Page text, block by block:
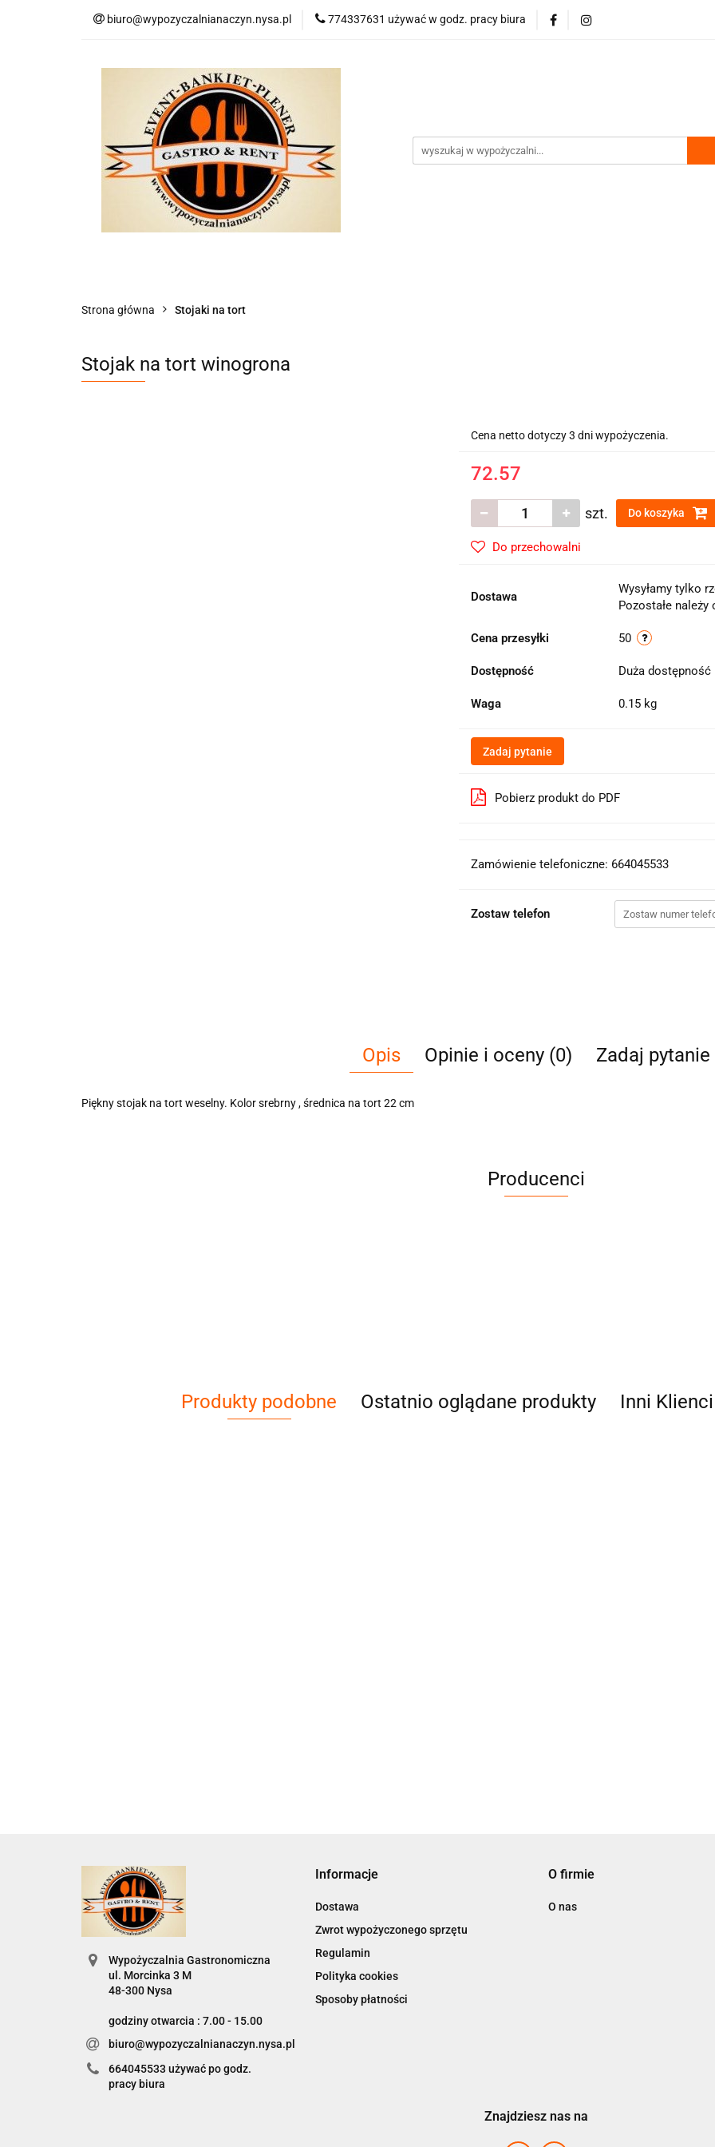
biuro@wypozyczalnianaczyn.nysa.pl 774337631 używać w godz. pracy biura
Kategorie Nowości Bestsellery Polecamy Nasze hity
Strona główna Stojaki na tort
Stojak na tort winogrona
Cena netto dotyczy 3 dni wypożyczenia.
72.57
szt. Do koszyka
Do przechowalni
Dostawa
Wysyłamy tylko
Pozostałe
Cena przesyłki 50
Dostępność Duża dostępność
Waga 0.15 kg
Zadaj pytanie
Pobierz produkt do PDF
Zamówienie telefoniczne: 664045533
Zostaw telefon
Opis Opinie i oceny (0) Zadaj pytanie
Piękny stojak na tort weselny. Kolor srebrny , średnica na tort 22 cm
Producenci
Produkty podobne Ostatnio oglądane produkty Inni
Wypożyczalnia Gastronomiczna
ul. Morcinka 3 M
48-300 Nysa
godziny otwarcia : 7.00 - 15.00
biuro@wypozyczalnianaczyn.nysa.pl
664045533 używać po godz.
pracy biura
Informacje
Dostawa
Zwrot wypożyczonego sprzętu
Regulamin
Polityka cookies
Sposoby płatności
O firmie
O nas
Znajdziesz nas na